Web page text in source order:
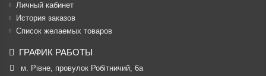
Личный кабинет
История заказов
Список желаемых товаров
ГРАФИК РАБОТЫ
м. Рівне, провулок Робітничий, 6а